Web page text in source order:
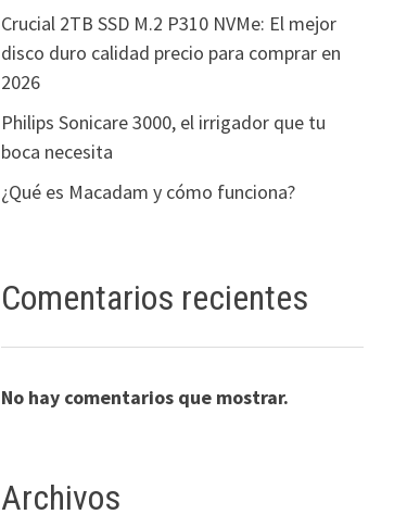
Crucial 2TB SSD M.2 P310 NVMe: El mejor
disco duro calidad precio para comprar en
2026
Philips Sonicare 3000, el irrigador que tu
boca necesita
¿Qué es Macadam y cómo funciona?
Comentarios recientes
No hay comentarios que mostrar.
Archivos